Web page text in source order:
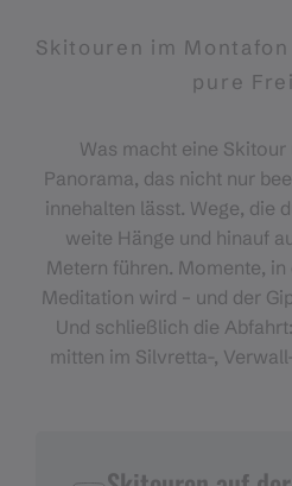
Skitouren im
pure
Was macht eine Skitour
Panorama, das nicht nur
innehalten lässt. Wege, die
weite Hänge und hinauf
Metern führen. Momente,
Meditation wird – und der
Und schließlich die
mitten im Silvretta-,